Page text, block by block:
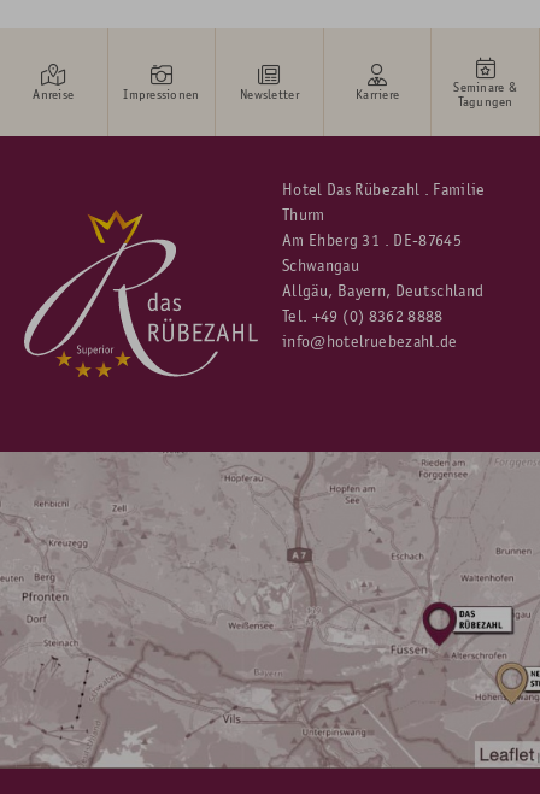
Anreise Impressionen Newsletter Karriere
Seminare &
Tagungen
Hotel Das Rübezahl . Familie
Thurm
Am Ehberg 31 . DE-87645
Schwangau
Allgäu, Bayern, Deutschland
Tel. +49 (0) 8362 8888
info@hotelruebezahl.de